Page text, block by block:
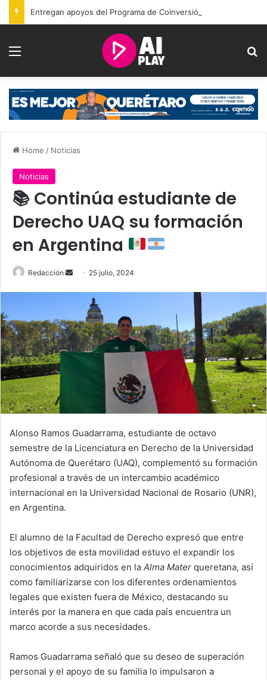
Menu
Home / Noticias
Noticias
📚 Continúa estudiante de
Derecho UAQ su formación
en Argentina
Redacción
Send 25 julio, 2024
Alonso Ramos Guadarrama, estudiante de octavo
semestre de la Licenciatura en Derecho de la Universidad
Autónoma de Querétaro (UAQ), complementó su formación
profesional a través de un intercambio académico
internacional en la Universidad Nacional de Rosario (UNR),
en Argentina.
El alumno de la Facultad de Derecho expresó que entre
los objetivos de esta movilidad estuvo el expandir los
conocimientos adquiridos en la Alma Mater queretana, así
como familiarizarse con los diferentes ordenamientos
legales que existen fuera de México, destacando su
interés por la manera en que cada país encuentra un
marco acorde a sus necesidades.
Ramos Guadarrama señaló que su deseo de superación
personal y el apoyo de su familia lo impulsaron a